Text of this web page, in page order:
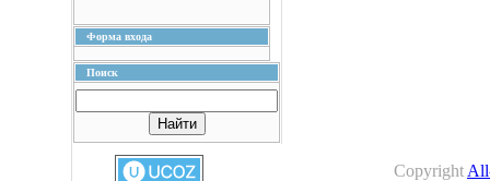
Форма входа
Поиск
Copyright